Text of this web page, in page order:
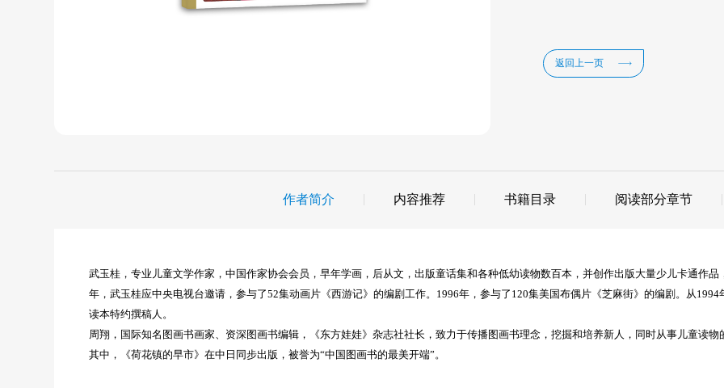
返回上一页
作者简介 内容推荐 书籍目录 阅读部分章节
武玉桂，专业儿童文学作家，中国作家协会会员，早年学画，后从文，出版童话集和各种低幼读物数百本，并创作出版大量少儿卡通作
年，武玉桂应中央电视台邀请，参与了52集动画片《西游记》的编剧工作。1996年，参与了120集美国布偶片《芝麻街》的编剧。从
读本特约撰稿人。
周翔，国际知名图画书画家、资深图画书编辑，《东方娃娃》杂志社社长，致力于传播图画书理念，挖掘和培养新人，同时从事儿童读
其中，《荷花镇的早市》在中日同步出版，被誉为“中国图画书的最美开端”。